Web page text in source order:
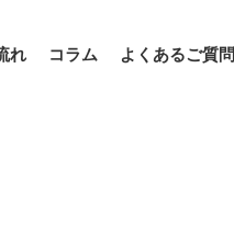
れ コラム よくあるご質問